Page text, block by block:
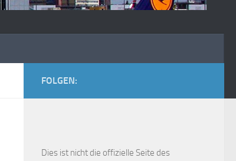
FOLGEN:
Dies ist nicht die offizielle Seite des